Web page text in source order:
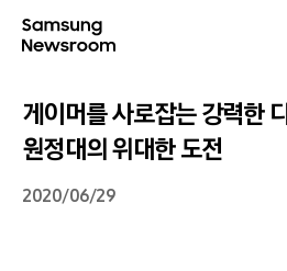
게이머를 사로잡는 강력한
원정대의 위대한 도전
2020/06/29